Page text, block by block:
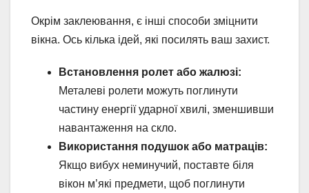
Окрім заклеювання, є інші способи зміцнити
вікна. Ось кілька ідей, які посилять ваш захист.
Встановлення ролет або жалюзі:
Металеві ролети можуть поглинути
частину енергії ударної хвилі, зменшивши
навантаження на скло.
Використання подушок або матраців:
Якщо вибух неминучий, поставте біля
вікон м’які предмети, щоб поглинути